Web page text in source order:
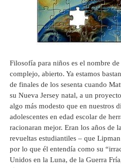
Filosofía para niños es el nombre
complejo, abierto. Ya estamos
de finales de los sesenta cuando
su Nueva Jersey natal, a un
algo más modesto que en nuestros
adolescentes en edad escolar de
racionaran mejor. Eran los años de
revueltas estudiantiles – que
por lo que él entendía como su
Unidos en la Luna, de la Guerra